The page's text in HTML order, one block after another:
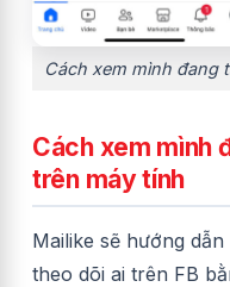
Cách xem mình đang
Cách xem mình
trên máy tính
Mailike sẽ hướng
theo dõi ai trên FB